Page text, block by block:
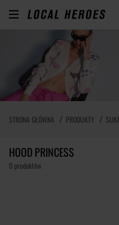
STRONA GŁÓWNA PRODUKTY
HOOD PRINCESS
0 produktów